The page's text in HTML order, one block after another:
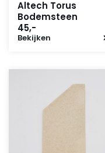
Altech Torus
Bodemsteen
45,-
Bekijken